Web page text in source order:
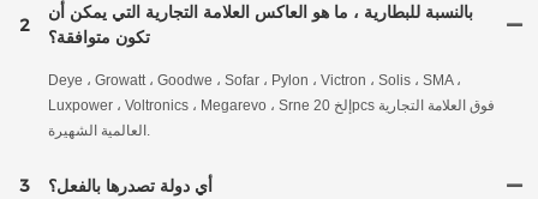
2
بالنسبة للبطارية ، ما هو العاكس العلامة التجارية التي يمكن أن
تكون متوافقة؟
Deye ، Growatt ، Goodwe ، Sofar ، Pylon ، Victron ، Solis ، SMA ،
Luxpower ، Voltronics ، Megarevo ، Srne إلخ 20pcs فوق العلامة التجارية
العالمية الشهيرة.
3 أي دولة تصدرها بالفعل؟